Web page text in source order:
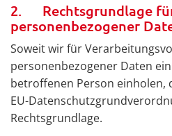
2. Rechtsgrundlage
personenbezogener
Soweit wir für
personenbezogener Daten
betroffenen Person einholen,
EU-
Rechtsgrundlage.